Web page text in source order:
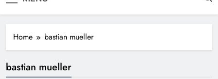
Home bastian mueller
bastian mueller